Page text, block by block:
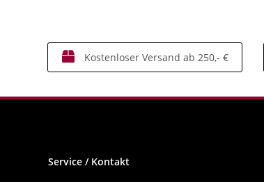
Kostenloser Versand ab 250,- €
Service / Kontakt